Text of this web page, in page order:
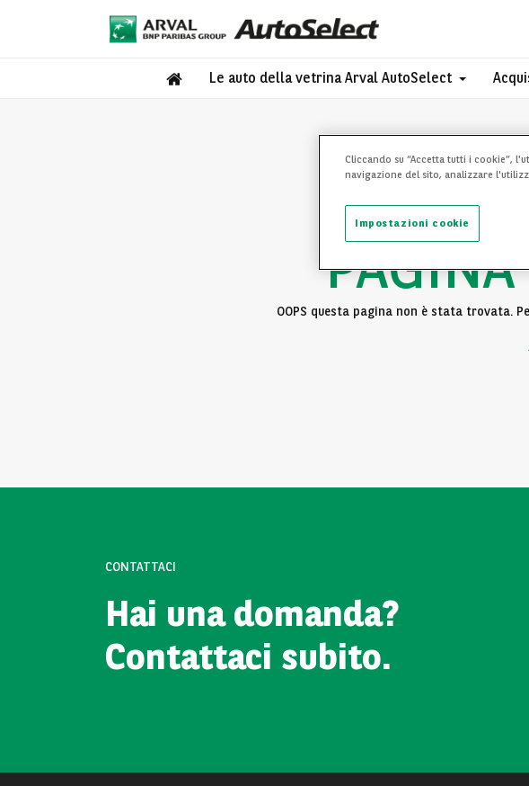
Le auto della vetrina Arval AutoSelect
OOPS questa pagina non è stata trovata.
CONTATTACI
Hai una domanda?
Contattaci subito.
Cliccando su “Accetta tutti i cookie”,
navigazione del sito, analizzare
Impostazioni cookie